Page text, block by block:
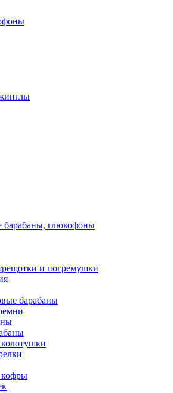
барабаны, глюкофоны
и погремушки
барабаны